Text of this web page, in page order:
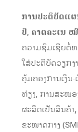
ການປະຕິບັດແຜ
ປີ, ຄາດຄະເນ
ຄວາມຊົມເຊີຍຕໍ່ທ
ໃສ່ປະຕິບັດວຽກງ
ຄຸ້ມຄອງການເງິນ
ທ່ຽງ, ການສະໜ
ຜະລິດເປັນສິນຄ້
ຂະໜາດກາງ